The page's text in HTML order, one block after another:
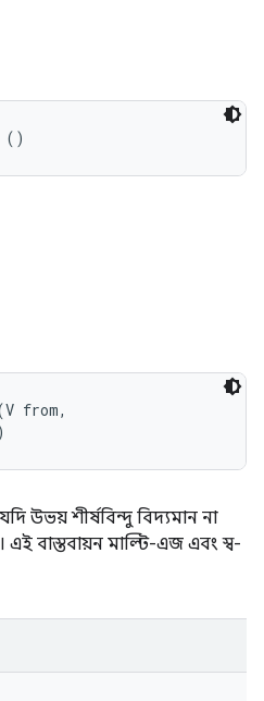
()
from,
উভয় শীর্ষবিন্দু বিদ্যমান না
বাস্তবায়ন মাল্টি-এজ এবং স্ব-